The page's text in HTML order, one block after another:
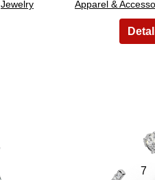
Jewelry Apparel &
7